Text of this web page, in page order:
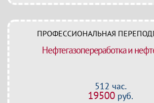
ПРОФЕССИОНАЛЬНАЯ
Нефтегазопереработка и
512 час.
19500 руб.